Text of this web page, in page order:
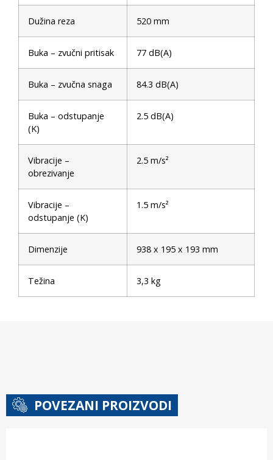
Dužina reza 520 mm
Buka – zvučni pritisak 77 dB(A)
Buka – zvučna snaga 84.3 dB(A)
Buka – odstupanje
(K)
2.5 dB(A)
Vibracije –
obrezivanje
2.5 m/s²
Vibracije –
odstupanje (K)
1.5 m/s²
Dimenzije 938 x 195 x 193 mm
Težina 3,3 kg
POVEZANI PROIZVODI